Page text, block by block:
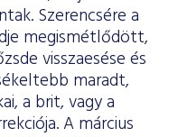
Szerencsére a
megismétlődött,
visszaesése és
maradt,
a brit, vagy a
A március